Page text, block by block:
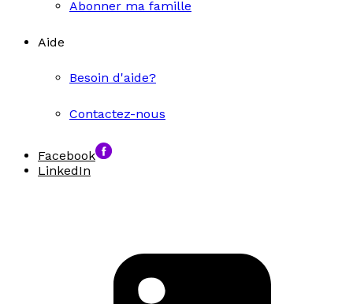
Abonner ma famille
Aide
Besoin d'aide?
Contactez-nous
Facebook
LinkedIn